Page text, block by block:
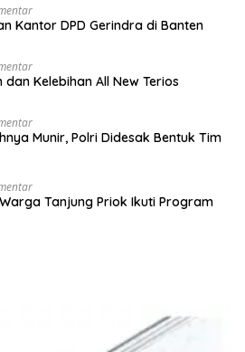
Kantor DPD Gerindra di Banten
dan Kelebihan All New Terios
Munir, Polri Didesak Bentuk Tim
Tanjung Priok Ikuti Program